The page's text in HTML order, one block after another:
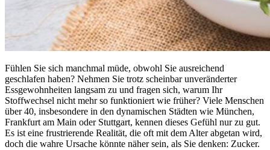
Fühlen Sie sich manchmal müde, obwohl Sie ausreichend
geschlafen haben? Nehmen Sie trotz scheinbar unveränderter
Essgewohnheiten langsam zu und fragen sich, warum Ihr
Stoffwechsel nicht mehr so funktioniert wie früher? Viele Menschen
über 40, insbesondere in den dynamischen Städten wie München,
Frankfurt am Main oder Stuttgart, kennen dieses Gefühl nur zu gut.
Es ist eine frustrierende Realität, die oft mit dem Alter abgetan wird,
doch die wahre Ursache könnte näher sein, als Sie denken: Zucker.